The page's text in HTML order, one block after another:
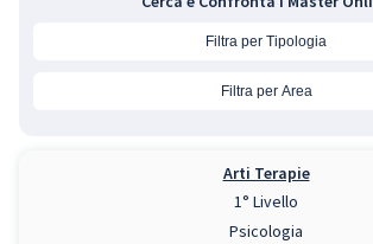
Arti Terapie
1° Livello
Psicologia